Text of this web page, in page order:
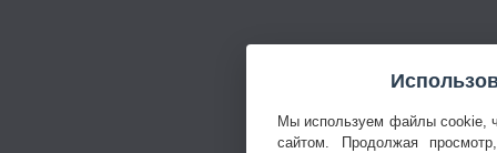
Мы используем файлы cookie,
сайтом. Продолжая